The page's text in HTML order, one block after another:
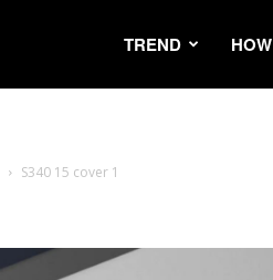
TREND
S340 15 cover 1